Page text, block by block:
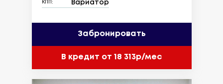
КПП: Вариатор
Забронировать
В кредит от 18 313р/мес